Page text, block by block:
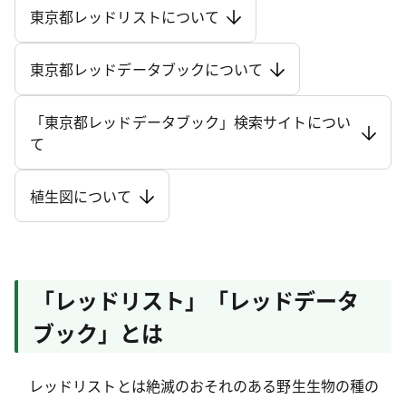
東京都レッドリストについて
東京都レッドデータブックについて
「東京都レッドデータブック」検索サイトについ
て
植生図について
「レッドリスト」「レッドデータ
ブック」とは
レッドリストとは絶滅のおそれのある野生生物の種の